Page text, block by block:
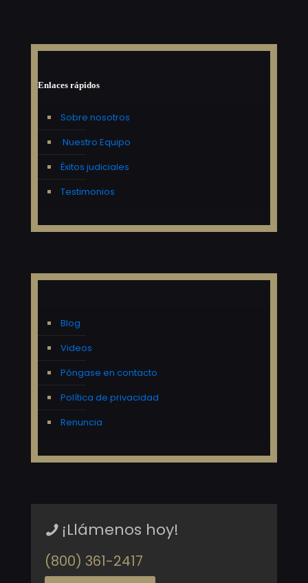
Enlaces rápidos
Sobre nosotros
Nuestro Equipo
Éxitos judiciales
Testimonios
Blog
Videos
Póngase en contacto
Política de privacidad
Renuncia
¡Llámenos hoy!
(800) 361-2417